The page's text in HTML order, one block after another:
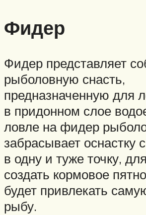
Фидер
Фидер представляет
рыболовную снасть,
предназначенную для
в придонном слое
ловле на фидер
забрасывает оснастку
в одну и туже точку,
создать кормовое
будет привлекать
рыбу.